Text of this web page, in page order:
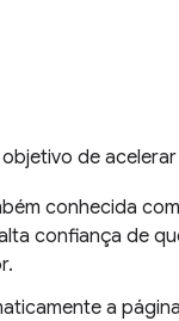
de
conhecida
confiança de
a